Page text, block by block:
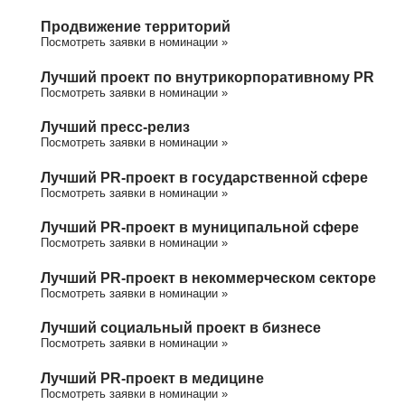
Продвижение территорий
Посмотреть заявки в номинации »
Лучший проект по внутрикорпоративному PR
Посмотреть заявки в номинации »
Лучший пресс-релиз
Посмотреть заявки в номинации »
Лучший PR-проект в государственной сфере
Посмотреть заявки в номинации »
Лучший PR-проект в муниципальной сфере
Посмотреть заявки в номинации »
Лучший PR-проект в некоммерческом секторе
Посмотреть заявки в номинации »
Лучший социальный проект в бизнесе
Посмотреть заявки в номинации »
Лучший PR-проект в медицине
Посмотреть заявки в номинации »